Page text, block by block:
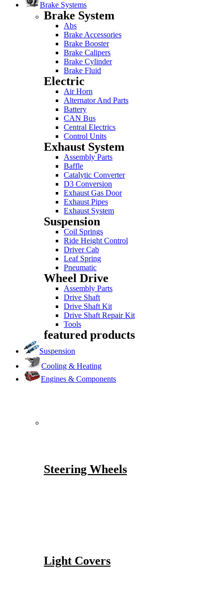
Brake Systems
Brake System
Abs
Brake Accessories
Brake Booster
Brake Calipers
Brake Cylinder
Brake Fluid
Electric
Air Horn
Alternator And Parts
Battery
CAN Bus
Central Electrics
Control Units
Exhaust System
Assembly Parts
Baffle
Catalytic Converter
D3 Conversion
Exhaust Gas Door
Exhaust Pipes
Exhaust System
Suspension
Coil Springs
Ride Height Control
Driver Cab
Leaf Spring
Pneumatic
Wheel Drive
Assembly Parts
Drive Shaft
Drive Shaft Kit
Drive Shaft Repair Kit
Tools
featured products
Suspension
Cooling & Heating
Engines & Components
Steering Wheels
Light Covers